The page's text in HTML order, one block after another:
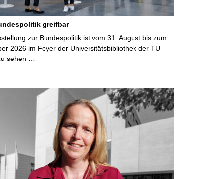
greifbar
zur Bundespolitik ist vom 31. August bis zum
2026 im Foyer der Universitätsbibliothek der TU
sehen …